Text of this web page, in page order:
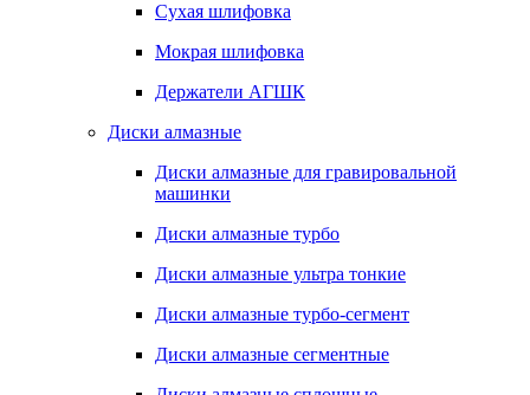
Сухая шлифовка
Мокрая шлифовка
Держатели АГШК
Диски алмазные
Диски алмазные для гравировальной
машинки
Диски алмазные турбо
Диски алмазные ультра тонкие
Диски алмазные турбо-сегмент
Диски алмазные сегментные